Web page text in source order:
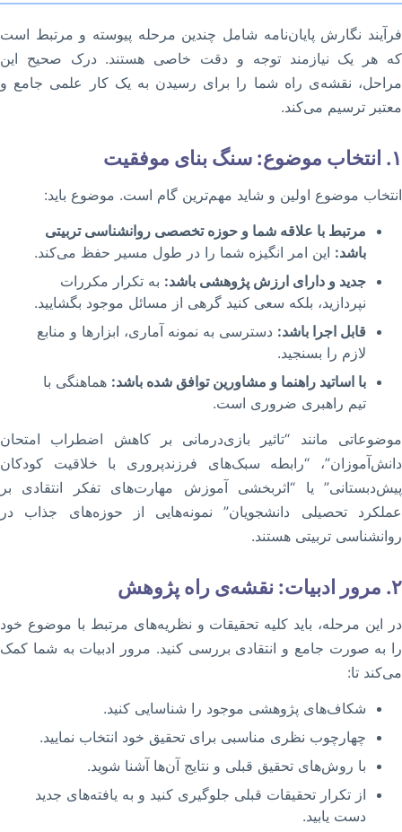
فرآیند نگارش پایان‌نامه شامل چندین مرحله پیوسته و مرتبط است
که هر یک نیازمند توجه و دقت خاصی هستند. درک صحیح این
مراحل، نقشه‌ی راه شما را برای رسیدن به یک کار علمی جامع و
معتبر ترسیم می‌کند.
۱. انتخاب موضوع: سنگ بنای موفقیت
انتخاب موضوع اولین و شاید مهم‌ترین گام است. موضوع باید:
مرتبط با علاقه شما و حوزه تخصصی روانشناسی تربیتی
باشد: این امر انگیزه شما را در طول مسیر حفظ می‌کند.
جدید و دارای ارزش پژوهشی باشد: به تکرار مکررات
نپردازید، بلکه سعی کنید گرهی از مسائل موجود بگشایید.
قابل اجرا باشد: دسترسی به نمونه آماری، ابزارها و منابع
لازم را بسنجید.
با اساتید راهنما و مشاورین توافق شده باشد: هماهنگی با
تیم راهبری ضروری است.
موضوعاتی مانند “تاثیر بازی‌درمانی بر کاهش اضطراب امتحان
دانش‌آموزان”، “رابطه سبک‌های فرزندپروری با خلاقیت کودکان
پیش‌دبستانی” یا “اثربخشی آموزش مهارت‌های تفکر انتقادی بر
عملکرد تحصیلی دانشجویان” نمونه‌هایی از حوزه‌های جذاب در
روانشناسی تربیتی هستند.
۲. مرور ادبیات: نقشه‌ی راه پژوهش
در این مرحله، باید کلیه تحقیقات و نظریه‌های مرتبط با موضوع خود
را به صورت جامع و انتقادی بررسی کنید. مرور ادبیات به شما کمک
می‌کند تا:
شکاف‌های پژوهشی موجود را شناسایی کنید.
چهارچوب نظری مناسبی برای تحقیق خود انتخاب نمایید.
با روش‌های تحقیق قبلی و نتایج آن‌ها آشنا شوید.
از تکرار تحقیقات قبلی جلوگیری کنید و به یافته‌های جدید
دست یابید.